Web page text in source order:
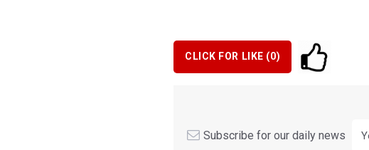
CLICK FOR LIKE (0)
Subscribe for our daily news